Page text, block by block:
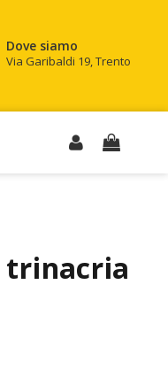
Dove siamo
Via Garibaldi 19, Trento
trinacria